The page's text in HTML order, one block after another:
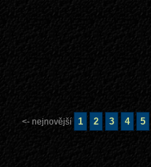
<- nejnovější 1 2 3 4 5